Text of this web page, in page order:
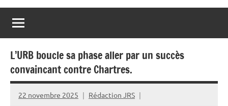
L’URB boucle sa phase aller par un succès
convaincant contre Chartres.
22 novembre 2025 Rédaction JRS